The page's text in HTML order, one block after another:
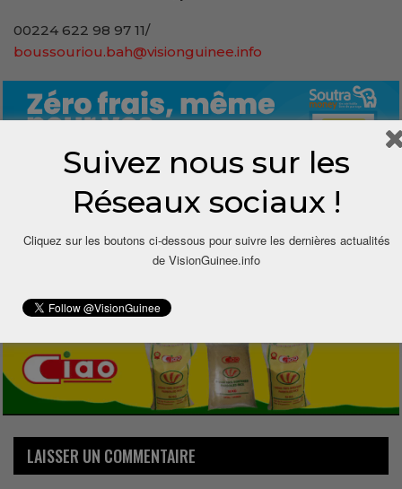
00224 622 98 97 11/
boussouriou.bah@visionguinee.info
LAISSER UN COMMENTAIRE
Suivez nous sur les
Réseaux sociaux !
Cliquez sur les boutons ci-dessous pour suivre les dernières actualités
de VisionGuinee.info